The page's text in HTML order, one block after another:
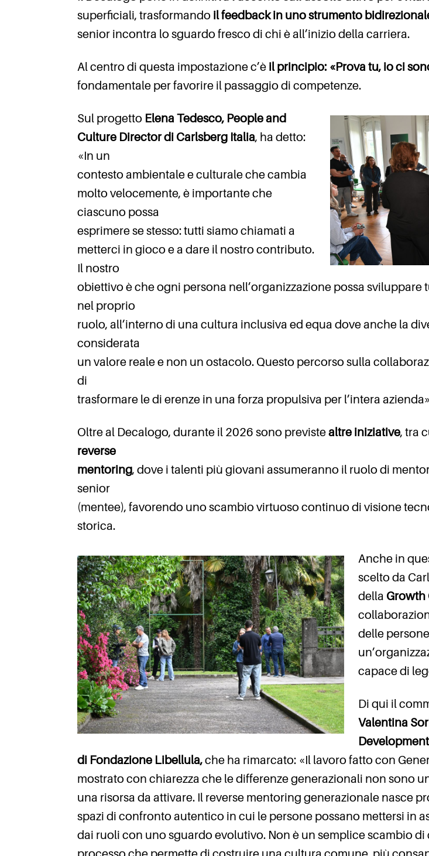
superficiali, trasformando il feedback in uno strumento
senior incontra lo sguardo fresco di chi è all’inizio della carriera.
Al centro di questa impostazione c’è il principio: «Prova tu, io ci
fondamentale per favorire il passaggio di competenze.
Sul progetto Elena Tedesco, People and
Culture Director di Carlsberg Italia, ha detto:
«In un
contesto ambientale e culturale che cambia
molto velocemente, è importante che
ciascuno possa
esprimere se stesso: tutti siamo chiamati a
metterci in gioco e a dare il nostro contributo.
Il nostro
obiettivo è che ogni persona nell’organizzazione possa sviluppare
nel proprio
ruolo, all’interno di una cultura inclusiva ed equa dove anche la
considerata
un valore reale e non un ostacolo. Questo percorso sulla
di
trasformare le di erenze in una forza propulsiva per l’intera
Oltre al Decalogo, durante il 2026 sono previstealtre iniziative, tra
reverse
mentoring, dove i talenti più giovani assumeranno il ruolo di
senior
(mentee), favorendo uno scambio virtuoso continuo di visione
storica.
Anche in
scelto da
della Growth
delle
capace di
Di qui il
Valentina
di Fondazione Libellula,che ha rimarcato: «Il lavoro fatto con
mostrato con chiarezza che le differenze generazionali non sono
una risorsa da attivare. Il reverse mentoring generazionale nasce
spazi di confronto autentico in cui le persone possano mettersi in
dai ruoli con uno sguardo evolutivo. Non è un semplice scambio di